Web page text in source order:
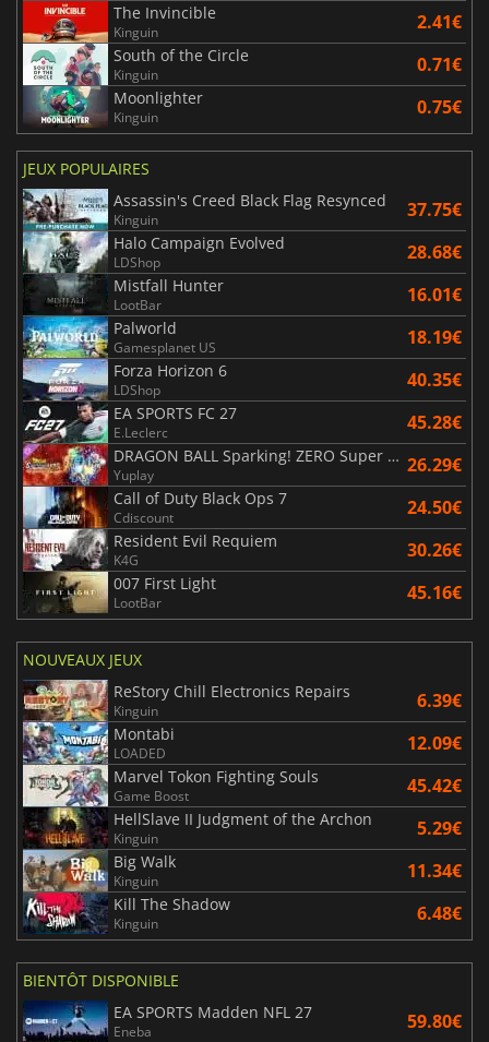
The Invincible
Kinguin 2.41€
South of the Circle
Kinguin 0.71€
Moonlighter
Kinguin 0.75€
JEUX POPULAIRES
Assassin's Creed Black Flag Resynced
Kinguin 37.75€
Halo Campaign Evolved
LDShop 28.68€
Mistfall Hunter
LootBar 16.01€
Palworld
Gamesplanet US 18.19€
Forza Horizon 6
LDShop 40.35€
EA SPORTS FC 27
E.Leclerc 45.28€
DRAGON BALL Sparking! ZERO Super Limit Breaking NEO
Yuplay 26.29€
Call of Duty Black Ops 7
Cdiscount 24.50€
Resident Evil Requiem
K4G 30.26€
007 First Light
LootBar 45.16€
NOUVEAUX JEUX
ReStory Chill Electronics Repairs
Kinguin 6.39€
Montabi
LOADED 12.09€
Marvel Tokon Fighting Souls
Game Boost 45.42€
HellSlave II Judgment of the Archon
Kinguin 5.29€
Big Walk
Kinguin 11.34€
Kill The Shadow
Kinguin 6.48€
BIENTÔT DISPONIBLE
EA SPORTS Madden NFL 27
Eneba 59.80€